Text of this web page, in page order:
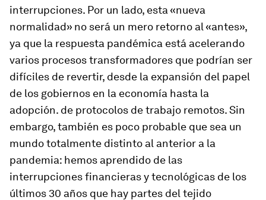
interrupciones. Por un lado, esta «nueva
normalidad» no será un mero retorno al «antes»,
ya que la respuesta pandémica está acelerando
varios procesos transformadores que podrían ser
difíciles de revertir, desde la expansión del papel
de los gobiernos en la economía hasta la
adopción. de protocolos de trabajo remotos. Sin
embargo, también es poco probable que sea un
mundo totalmente distinto al anterior a la
pandemia: hemos aprendido de las
interrupciones financieras y tecnológicas de los
últimos 30 años que hay partes del tejido